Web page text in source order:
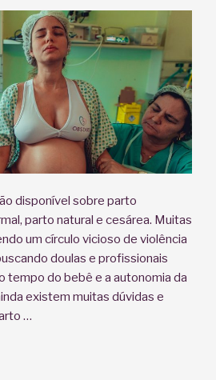
disponível sobre parto
parto natural e cesárea. Muitas
um círculo vicioso de violência
doulas e profissionais
tempo do bebê e a autonomia da
existem muitas dúvidas e
…